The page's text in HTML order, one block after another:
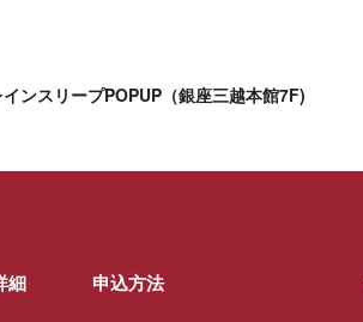
インスリープPOPUP（銀座三越本館7F)
細 申込方法